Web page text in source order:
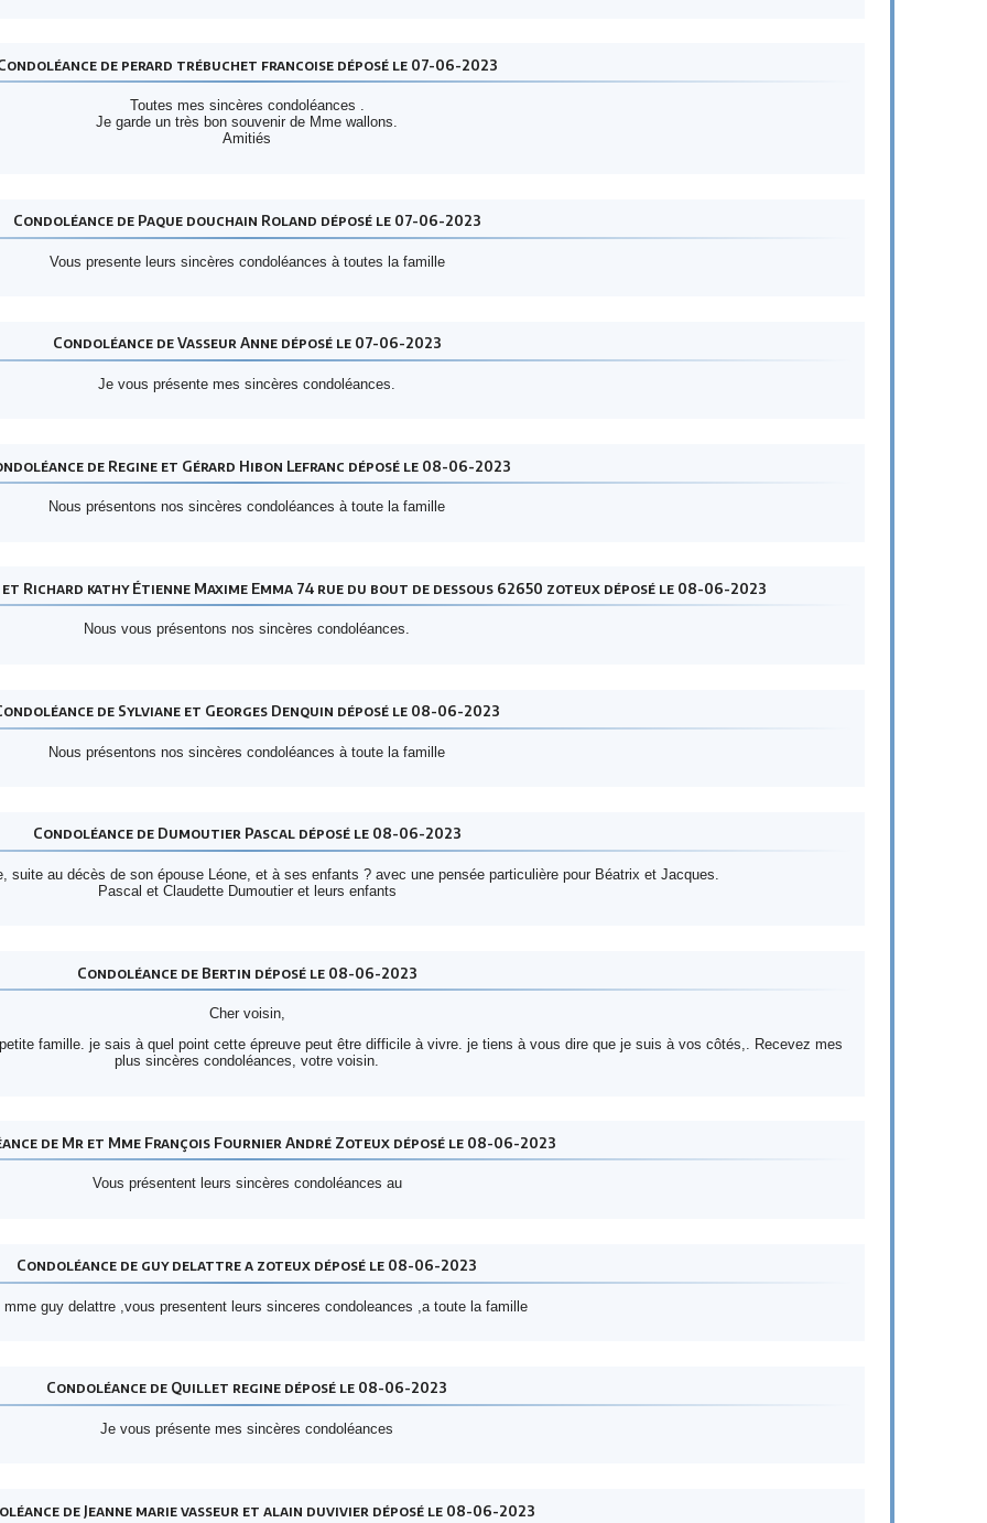
de perard trébuchet francoise déposé le 07-06-2023
Toutes mes sincères condoléances .
Je garde un très bon souvenir de Mme wallons.
Amitiés
Condoléance de Paque douchain Roland déposé le 07-06-2023
Vous presente leurs sincères condoléances à toutes la famille
Condoléance de Vasseur Anne déposé le 07-06-2023
Je vous présente mes sincères condoléances.
de Regine et Gérard Hibon Lefranc déposé le 08-06-2023
Nous présentons nos sincères condoléances à toute la famille
Richard kathy Étienne Maxime Emma 74 rue du bout de dessous 62650 zoteux déposé le 08-06-2023
Nous vous présentons nos sincères condoléances.
de Sylviane et Georges Denquin déposé le 08-06-2023
Nous présentons nos sincères condoléances à toute la famille
Condoléance de Dumoutier Pascal déposé le 08-06-2023
suite au décès de son épouse Léone, et à ses enfants ? avec une pensée particulière pour Béatrix et Jacques.
Pascal et Claudette Dumoutier et leurs enfants
Condoléance de Bertin déposé le 08-06-2023
Cher voisin,
famille. je sais à quel point cette épreuve peut être difficile à vivre. je tiens à vous dire que je suis à vos côtés,. Recevez mes
plus sincères condoléances, votre voisin.
de Mr et Mme François Fournier André Zoteux déposé le 08-06-2023
Vous présentent leurs sincères condoléances au
Condoléance de guy delattre a zoteux déposé le 08-06-2023
mme guy delattre ,vous presentent leurs sinceres condoleances ,a toute la famille
Condoléance de Quillet regine déposé le 08-06-2023
Je vous présente mes sincères condoléances
de Jeanne marie vasseur et alain duvivier déposé le 08-06-2023